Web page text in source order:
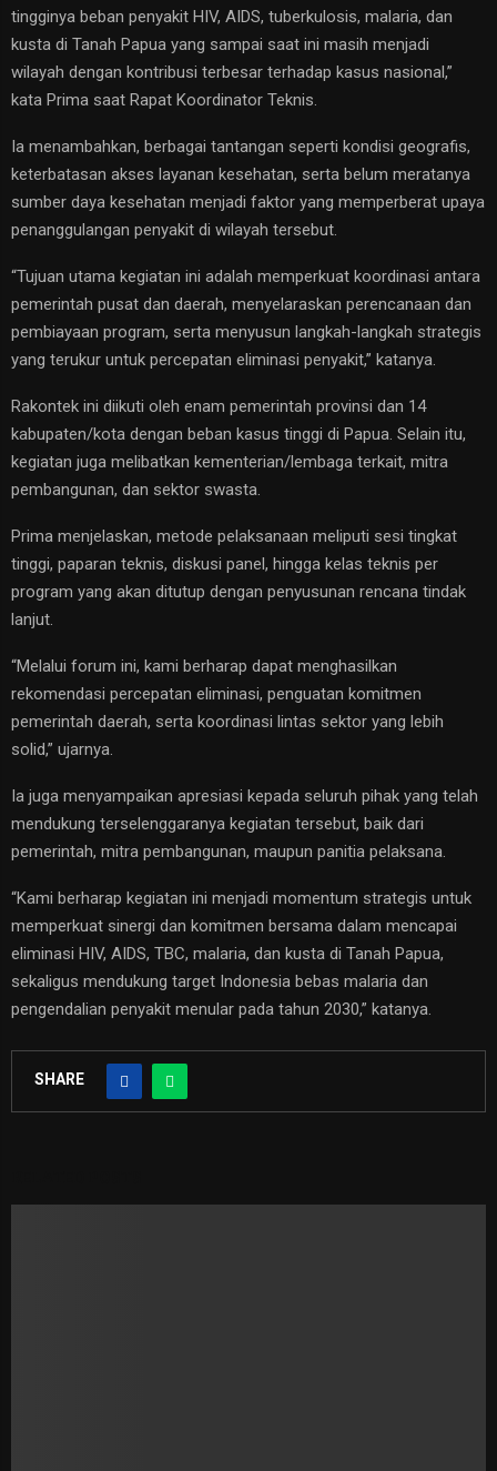
tingginya beban penyakit HIV, AIDS, tuberkulosis, malaria, dan
kusta di Tanah Papua yang sampai saat ini masih menjadi
wilayah dengan kontribusi terbesar terhadap kasus nasional,”
kata Prima saat Rapat Koordinator Teknis.
Ia menambahkan, berbagai tantangan seperti kondisi geografis,
keterbatasan akses layanan kesehatan, serta belum meratanya
sumber daya kesehatan menjadi faktor yang memperberat upaya
penanggulangan penyakit di wilayah tersebut.
“Tujuan utama kegiatan ini adalah memperkuat koordinasi antara
pemerintah pusat dan daerah, menyelaraskan perencanaan dan
pembiayaan program, serta menyusun langkah-langkah strategis
yang terukur untuk percepatan eliminasi penyakit,” katanya.
Rakontek ini diikuti oleh enam pemerintah provinsi dan 14
kabupaten/kota dengan beban kasus tinggi di Papua. Selain itu,
kegiatan juga melibatkan kementerian/lembaga terkait, mitra
pembangunan, dan sektor swasta.
Prima menjelaskan, metode pelaksanaan meliputi sesi tingkat
tinggi, paparan teknis, diskusi panel, hingga kelas teknis per
program yang akan ditutup dengan penyusunan rencana tindak
lanjut.
“Melalui forum ini, kami berharap dapat menghasilkan
rekomendasi percepatan eliminasi, penguatan komitmen
pemerintah daerah, serta koordinasi lintas sektor yang lebih
solid,” ujarnya.
Ia juga menyampaikan apresiasi kepada seluruh pihak yang telah
mendukung terselenggaranya kegiatan tersebut, baik dari
pemerintah, mitra pembangunan, maupun panitia pelaksana.
“Kami berharap kegiatan ini menjadi momentum strategis untuk
memperkuat sinergi dan komitmen bersama dalam mencapai
eliminasi HIV, AIDS, TBC, malaria, dan kusta di Tanah Papua,
sekaligus mendukung target Indonesia bebas malaria dan
pengendalian penyakit menular pada tahun 2030,” katanya.
SHARE